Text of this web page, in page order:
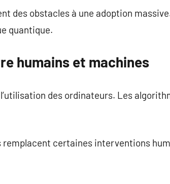
des obstacles à une adoption
quantique.
humains et machines
des ordinateurs. Les
certaines interventions